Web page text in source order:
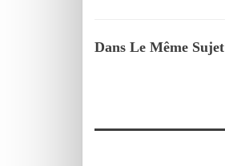
Dans Le Même Sujet